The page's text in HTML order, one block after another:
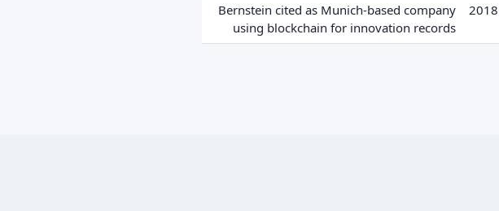
2018
Bernstein cited as Munich-based company
using blockchain for innovation records